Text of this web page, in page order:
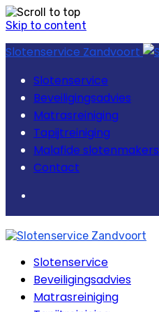
Skip to content
Slotenservice Zandvoort
Slotenservice
Beveiligingsadvies
Matrasreiniging
Tapijtreiniging
Malafide slotenmakers
Contact
Slotenservice
Beveiligingsadvies
Matrasreiniging